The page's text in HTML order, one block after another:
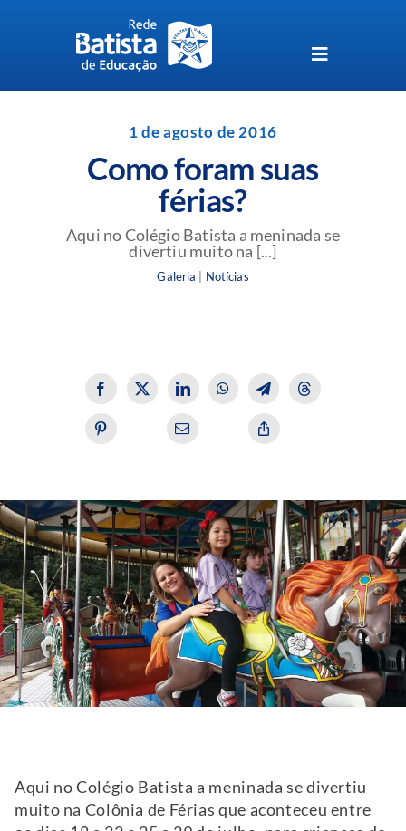
Toggle
Navigation
Perguntas Frequentes
1 de agosto de 2016
Como foram suas
férias?
Aqui no Colégio Batista a meninada se
divertiu muito na [...]
Galeria Notícias
Aqui no Colégio Batista a meninada se divertiu
muito na Colônia de Férias que aconteceu entre